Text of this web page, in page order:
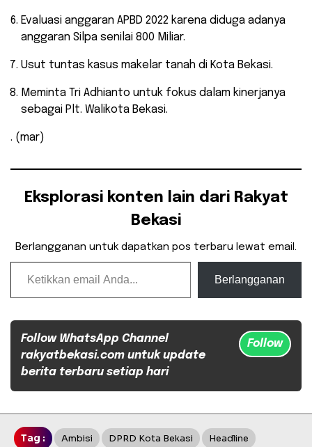
Evaluasi anggaran APBD 2022 karena diduga adanya
anggaran Silpa senilai 800 Miliar.
Usut tuntas kasus makelar tanah di Kota Bekasi.
Meminta Tri Adhianto untuk fokus dalam kinerjanya
sebagai Plt. Walikota Bekasi.
. (mar)
Eksplorasi konten lain dari Rakyat
Bekasi
Berlangganan untuk dapatkan pos terbaru lewat email.
Ketikkan email Anda...
Berlangganan
Follow WhatsApp Channel
rakyatbekasi.com untuk update
berita terbaru setiap hari
Follow
Tag : Ambisi DPRD Kota Bekasi Headline